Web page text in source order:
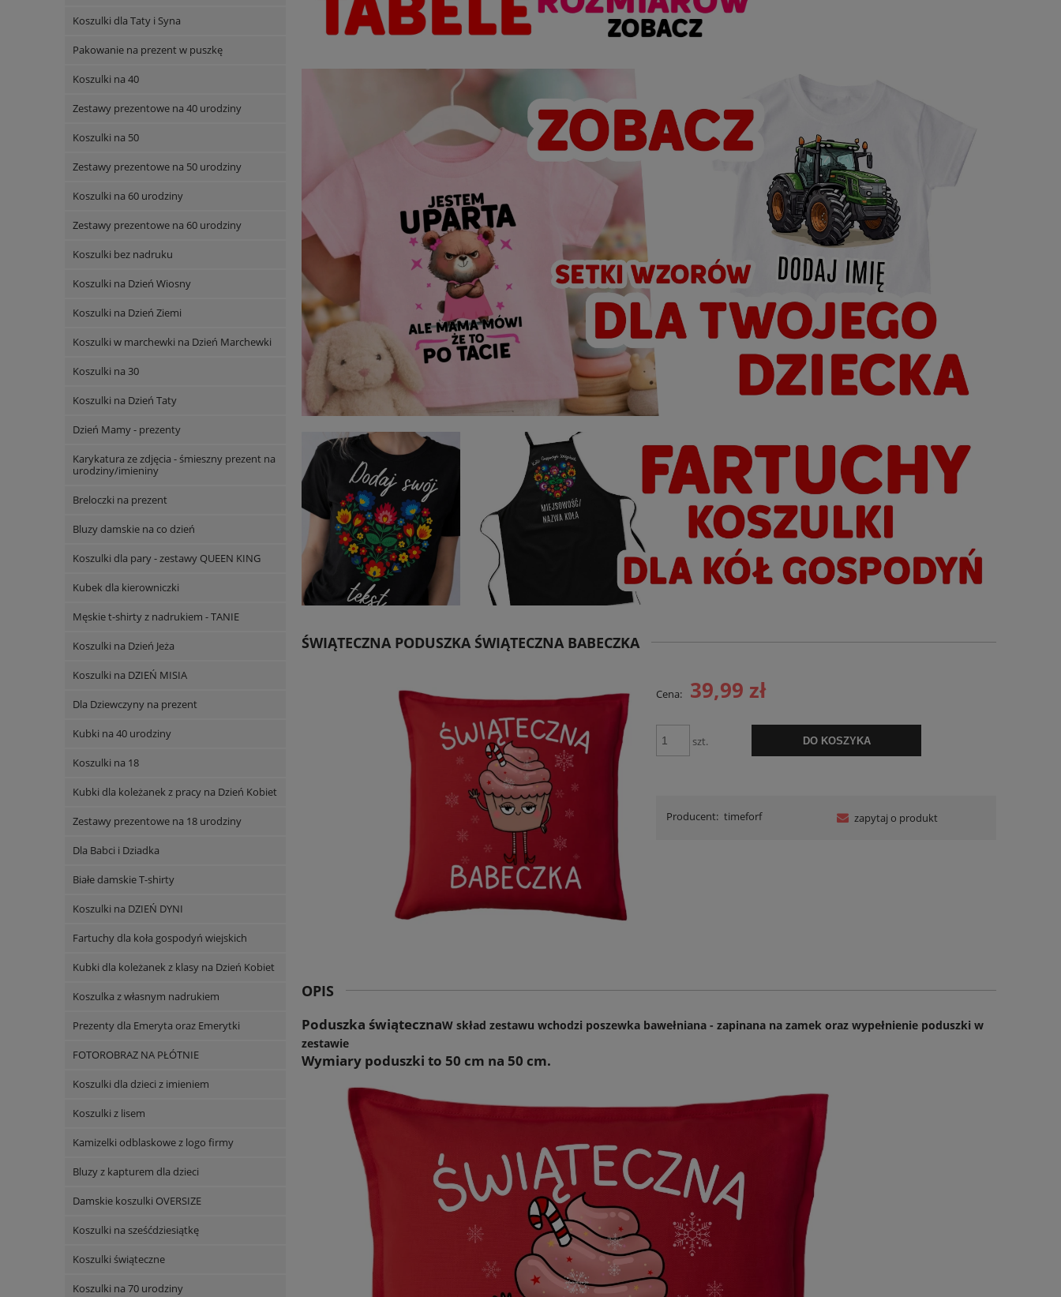
Koszulki dla Taty i Syna
Pakowanie na prezent w puszkę
Koszulki na 40
Zestawy prezentowe na 40 urodziny
Koszulki na 50
Zestawy prezentowe na 50 urodziny
Koszulki na 60 urodziny
Zestawy prezentowe na 60 urodziny
Koszulki bez nadruku
Koszulki na Dzień Wiosny
Koszulki na Dzień Ziemi
Koszulki w marchewki na Dzień Marchewki
Koszulki na 30
Koszulki na Dzień Taty
Dzień Mamy - prezenty
Karykatura ze zdjęcia - śmieszny prezent na
urodziny/imieniny
Breloczki na prezent
Bluzy damskie na co dzień
Koszulki dla pary - zestawy QUEEN KING
Kubek dla kierowniczki
Męskie t-shirty z nadrukiem - TANIE
Koszulki na Dzień Jeża
Koszulki na DZIEŃ MISIA
Dla Dziewczyny na prezent
Kubki na 40 urodziny
Koszulki na 18
Kubki dla koleżanek z pracy na Dzień Kobiet
Zestawy prezentowe na 18 urodziny
Dla Babci i Dziadka
Białe damskie T-shirty
Koszulki na DZIEŃ DYNI
Fartuchy dla koła gospodyń wiejskich
Kubki dla koleżanek z klasy na Dzień Kobiet
Koszulka z własnym nadrukiem
Prezenty dla Emeryta oraz Emerytki
FOTOROBRAZ NA PŁÓTNIE
Koszulki dla dzieci z imieniem
Koszulki z lisem
Kamizelki odblaskowe z logo firmy
Bluzy z kapturem dla dzieci
Damskie koszulki OVERSIZE
Koszulki na sześćdziesiątkę
Koszulki świąteczne
Koszulki na 70 urodziny
ŚWIĄTECZNA PODUSZKA ŚWIĄTECZNA BABECZKA
Cena: 39,99 zł
szt. DO KOSZYKA
Producent: timeforf zapytaj o produkt
OPIS
Poduszka świątecznaW skład zestawu wchodzi poszewka bawełniana - zapinana na zamek oraz wypełnienie poduszki w
zestawie
Wymiary poduszki to 50 cm na 50 cm.